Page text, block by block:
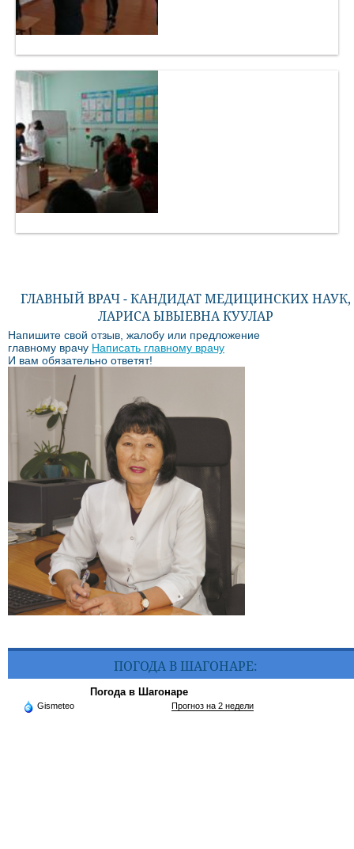
ГЛАВНЫЙ ВРАЧ - КАНДИДАТ МЕДИЦИНСКИХ НАУК,
ЛАРИСА ЫВЫЕВНА КУУЛАР
Напишите свой отзыв, жалобу или предложение
главному врачу Написать главному врачу
И вам обязательно ответят!
ПОГОДА В ШАГОНАРЕ:
Погода в Шагонаре
Gismeteo Прогноз на 2 недели